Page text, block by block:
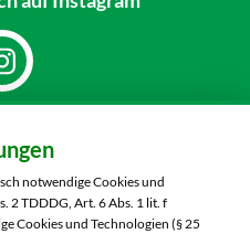
Mögeldorf
40/42
notwendige Cookies und
2 TDDDG, Art. 6 Abs. 1 lit. f
Cookies und Technologien (§ 25